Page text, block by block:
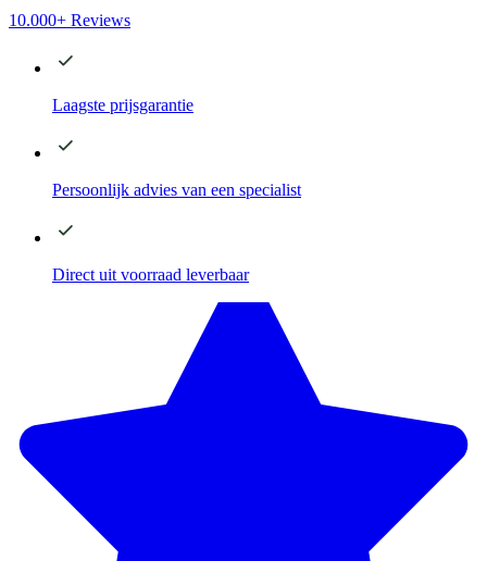
10.000+ Reviews
Laagste prijsgarantie
Persoonlijk advies van een specialist
Direct uit voorraad leverbaar